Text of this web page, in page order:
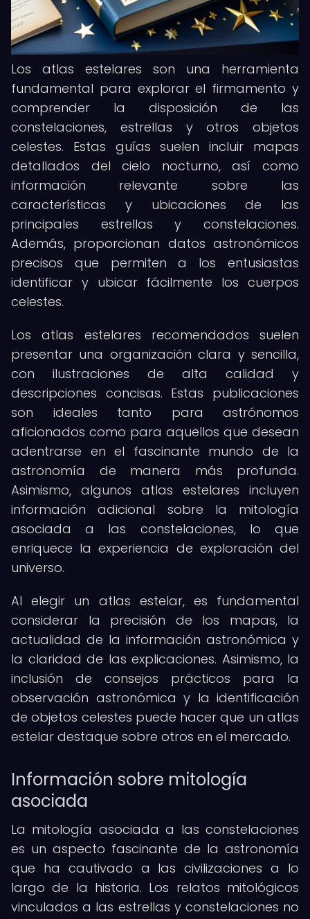
Los atlas estelares son una herramienta
fundamental para explorar el firmamento y
comprender la disposición de las
constelaciones, estrellas y otros objetos
celestes. Estas guías suelen incluir mapas
detallados del cielo nocturno, así como
información relevante sobre las
características y ubicaciones de las
principales estrellas y constelaciones.
Además, proporcionan datos astronómicos
precisos que permiten a los entusiastas
identificar y ubicar fácilmente los cuerpos
celestes.
Los atlas estelares recomendados suelen
presentar una organización clara y sencilla,
con ilustraciones de alta calidad y
descripciones concisas. Estas publicaciones
son ideales tanto para astrónomos
aficionados como para aquellos que desean
adentrarse en el fascinante mundo de la
astronomía de manera más profunda.
Asimismo, algunos atlas estelares incluyen
información adicional sobre la mitología
asociada a las constelaciones, lo que
enriquece la experiencia de exploración del
universo.
Al elegir un atlas estelar, es fundamental
considerar la precisión de los mapas, la
actualidad de la información astronómica y
la claridad de las explicaciones. Asimismo, la
inclusión de consejos prácticos para la
observación astronómica y la identificación
de objetos celestes puede hacer que un atlas
estelar destaque sobre otros en el mercado.
Información sobre mitología
asociada
La mitología asociada a las constelaciones
es un aspecto fascinante de la astronomía
que ha cautivado a las civilizaciones a lo
largo de la historia. Los relatos mitológicos
vinculados a las estrellas y constelaciones no